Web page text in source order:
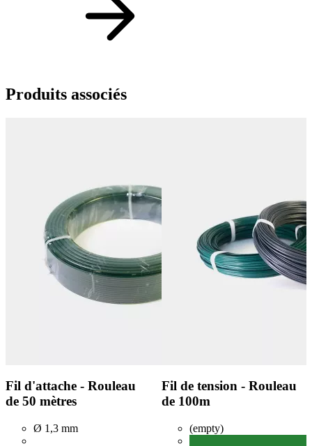
Produits associés
Fil d'attache - Rouleau
de 50 mètres
Ø 1,3 mm
Fil de tension - Rouleau
de 100m
(empty)